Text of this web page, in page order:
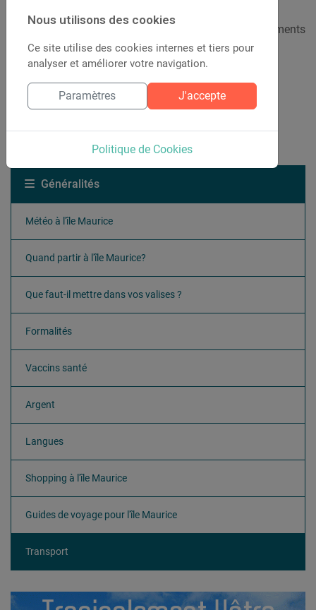
L'île Maurice étant relativement petite, les déplacements
sont faciles d'un endroit à un autre.
Pour aller plus loin...
Généralités
Météo à l'île Maurice
Quand partir à l'île Maurice?
Que faut-il mettre dans vos valises ?
Formalités
Vaccins santé
Argent
Langues
Shopping à l'île Maurice
Guides de voyage pour l'île Maurice
Transport
Nous utilisons des cookies
Ce site utilise des cookies internes et tiers pour
analyser et améliorer votre navigation.
Paramètres J'accepte
Politique de Cookies